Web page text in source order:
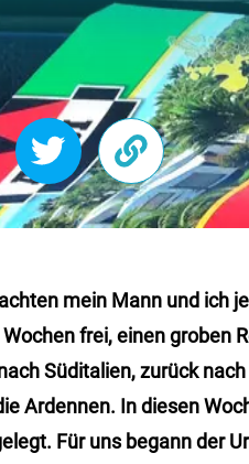
mein Mann und ich
frei, einen groben
Süditalien, zurück nach
Ardennen. In diesen
Für uns begann der